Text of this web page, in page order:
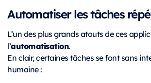
Automatiser les tâches
L’un des plus grands atouts de ces
l’automatisation.
En clair, certaines tâches se font sans
humaine :